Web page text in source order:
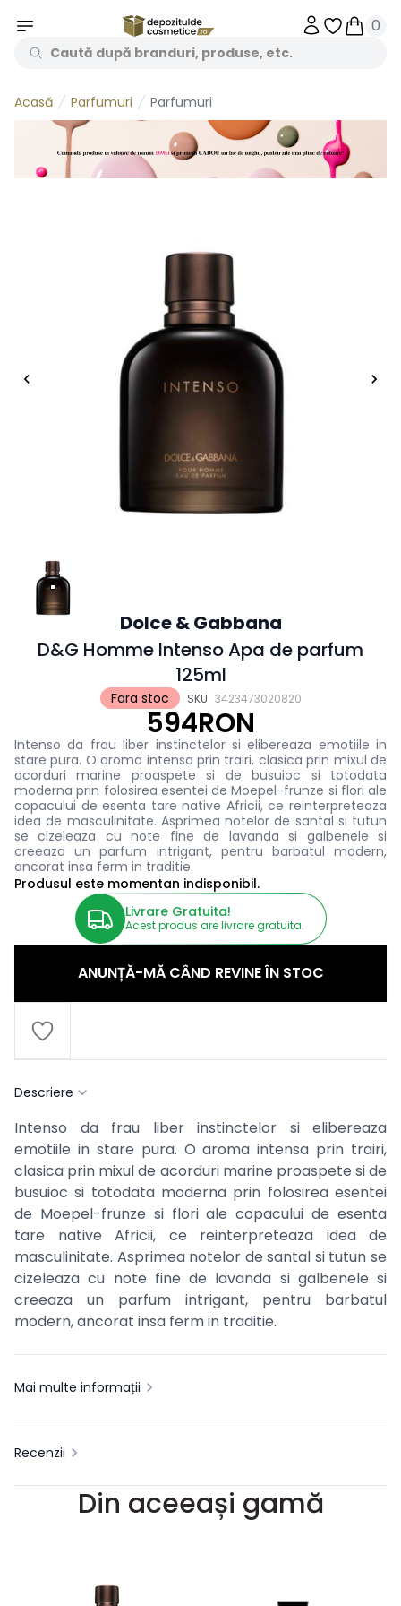
Obiecte
0
Acasă Parfumuri Parfumuri
Fara stoc SKU 3423473020820
Dolce & Gabbana
D&G Homme Intenso Apa de parfum
125ml
594RON
Intenso da frau liber instinctelor si elibereaza emotiile in
stare pura. O aroma intensa prin trairi, clasica prin mixul de
acorduri marine proaspete si de busuioc si totodata
moderna prin folosirea esentei de Moepel-frunze si flori ale
copacului de esenta tare native Africii, ce reinterpreteaza
idea de masculinitate. Asprimea notelor de santal si tutun
se cizeleaza cu note fine de lavanda si galbenele si
creeaza un parfum intrigant, pentru barbatul modern,
ancorat insa ferm in traditie.
Produsul este momentan indisponibil.
Livrare Gratuita!
Acest produs are livrare gratuita.
ANUNȚĂ-MĂ CÂND REVINE ÎN STOC
Descriere
Intenso da frau liber instinctelor si elibereaza
emotiile in stare pura. O aroma intensa prin trairi,
clasica prin mixul de acorduri marine proaspete si de
busuioc si totodata moderna prin folosirea esentei
de Moepel-frunze si flori ale copacului de esenta
tare native Africii, ce reinterpreteaza idea de
masculinitate. Asprimea notelor de santal si tutun se
cizeleaza cu note fine de lavanda si galbenele si
creeaza un parfum intrigant, pentru barbatul
modern, ancorat insa ferm in traditie.
Mai multe informații
Recenzii
Din aceeași gamă